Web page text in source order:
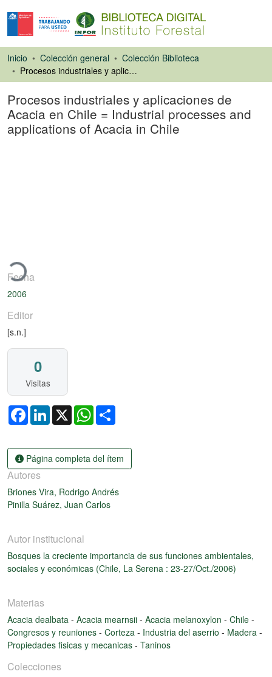
Inicio Colección general
Colección Biblioteca
Procesos industriales y aplicaciones de Acacia en Chile = Industrial processes and applications of Acacia in Chile
Procesos industriales y aplicaciones de
Acacia en Chile = Industrial processes and
applications of Acacia in Chile
Fecha
2006
Editor
[s.n.]
0
Visitas
FacebookLinkedIn
X WhatsApp
Página completa del ítem
Autores
Briones Vira, Rodrigo Andrés
Pinilla Suárez, Juan Carlos
Autor institucional
Bosques la creciente importancia de sus funciones ambientales,
sociales y económicas (Chile, La Serena : 23-27/Oct./2006)
Materias
Acacia dealbata - Acacia mearnsii - Acacia melanoxylon - Chile -
Congresos y reuniones - Corteza - Industria del aserrio - Madera -
Propiedades fisicas y mecanicas - Taninos
Colecciones